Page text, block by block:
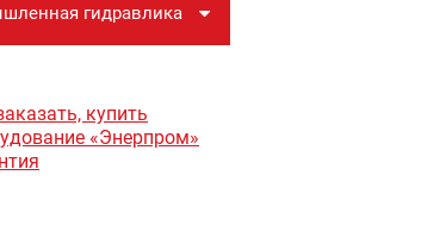
гидравлика
купить
«Энерпром»